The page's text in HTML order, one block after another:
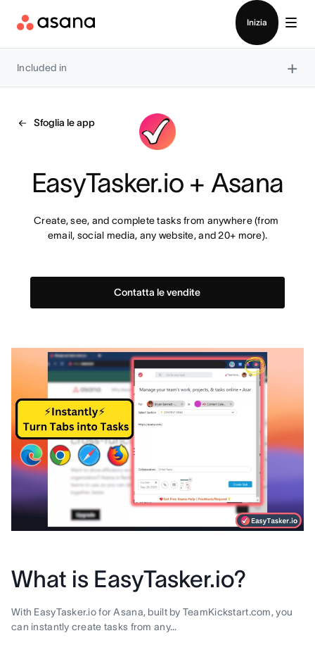
Inizia
Included in ×
Sfoglia le app
EasyTasker.io + Asana
Create, see, and complete tasks from anywhere (from
email, social media, any website, and 20+ more).
Contatta le vendite
What is EasyTasker.io?
With EasyTasker.io for Asana, built by TeamKickstart.com, you
can instantly create tasks from any...